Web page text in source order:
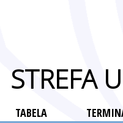
STREFA
TABELA